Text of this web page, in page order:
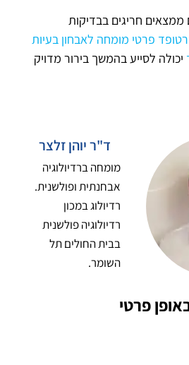
חריגים בבדיקות
פרטי מומחה לאבחון בעיות
יכולה לסייע בהמשך בירור מדויק
ד"ר יוהן זלצר
מומחה ברדיולוגיה
אבחנתית ופולשנית.
רדיולוג במכון
רדיולוגיה פולשנית
בבית החולים תל
השומר.
פרטי